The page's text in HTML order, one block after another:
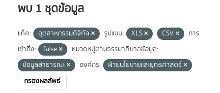
พบ 1 ชุดข้อมูล
แท็ค: อุตสาหกรรมดิจิทัล รูปแบบ: XLS CSV
การ
เข้าถึง:
false
หมวดหมู่ตามธรรมาภิบาลข้อมูล:
ข้อมูลสาธารณะ
องค์กร:
ฝ่ายนโยบายและยุทธศาสตร์
กรองผลลัพธ์